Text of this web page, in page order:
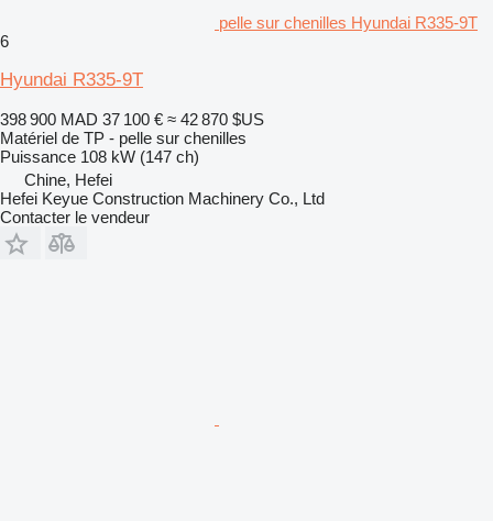
pelle sur chenilles Hyundai R335-9T
6
Hyundai R335-9T
398 900 MAD 37 100 € ≈ 42 870 $US
Matériel de TP - pelle sur chenilles
Puissance 108 kW (147 ch)
Chine, Hefei
Hefei Keyue Construction Machinery Co., Ltd
Contacter le vendeur